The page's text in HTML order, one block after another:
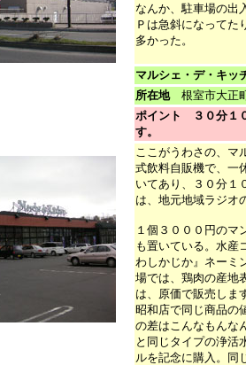
なんか、駐車場の出
Ｐは急斜になってた
多かった。
マルシェ・デ・キッ
所在地根室市大正
ポイント ３０分１
す。
ここがうわさの、マ
式飲料自販機で、一
いてあり、３０分１
は、 地元地域ラジオ
１個３０００円のマ
も置いている。水産
わしかじか』ネーミ
場では、鶏肉の産地
は、原価で販売しま
昭和店で同じ商品の
の差はこんなもんな
と同じタイプの浄活
ルを記念に購入。
同